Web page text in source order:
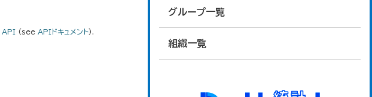
グループ一覧
組織一覧
API (see APIドキュメント).